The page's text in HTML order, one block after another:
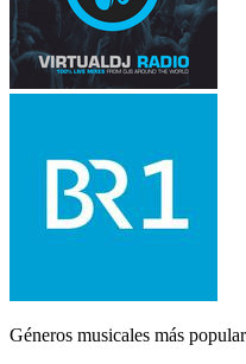
Géneros musicales más